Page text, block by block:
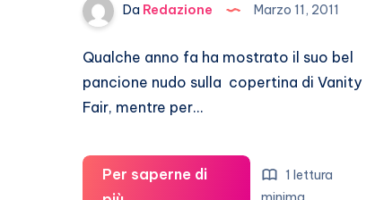
Da Redazione Marzo 11, 2011
Qualche anno fa ha mostrato il suo bel
pancione nudo sulla copertina di Vanity
Fair, mentre per…
Per saperne di
1 lettura